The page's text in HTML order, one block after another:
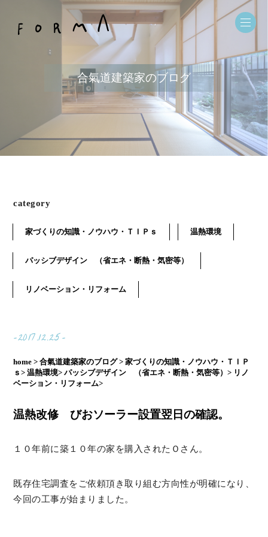
合氣道建築家のブログ
category
家づくりの知識・ノウハウ・ＴＩＰｓ 温熱環境
パッシブデザイン （省エネ・断熱・気密等）
リノベーション・リフォーム
-2017.12.25-
home > 合氣道建築家のブログ > 家づくりの知識・ノウハウ・ＴＩＰ
ｓ> 温熱環境> パッシブデザイン （省エネ・断熱・気密等）> リノ
ベーション・リフォーム>
温熱改修 びおソーラー設置翌日の確認。
１０年前に築１０年の家を購入されたＯさん。
既存住宅調査をご依頼頂き取り組む方向性が明確になり、
今回の工事が始まりました。